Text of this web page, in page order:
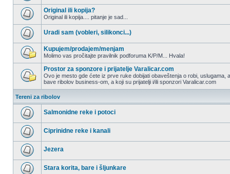
Nema
nepročitanih
postova
postova
Original ili kopija?
Original ili kopija.... pitanje je sad...
Nema
nepročitanih
postova
Uradi sam (vobleri, silikonci...)
nepročitanih
postova
Kupujem/prodajem/menjam
Molimo vas pročitajte pravilnik podforuma K/P/M... Hvala!
Nema
nepročitanih
postova
Prostor za sponzore i prijatelje Varalicar.com
Ovo je mesto gde ćete iz prve ruke dobijati obaveštenja o robi, uslugama,
bave ribolov business-om, a koji su prijatelji i/ili sponzori Varalicar.com
Tereni za ribolov
Nema
nepročitanih
postova
Salmonidne reke i potoci
Nema
nepročitanih
postova
Ciprinidne reke i kanali
Nema
nepročitanih
postova
Jezera
Stara korita, bare i šljunkare